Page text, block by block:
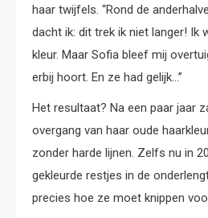
haar twijfels. “Rond de
dacht ik: dit trek ik niet langer! Ik
kleur. Maar Sofia bleef mij
erbij hoort. En ze had gelijk…”
Het resultaat? Na een paar jaar
overgang van haar oude
zonder harde lijnen. Zelfs nu in
gekleurde restjes in de
precies hoe ze moet knippen